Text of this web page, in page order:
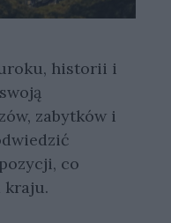
historii i
zabytków i
co
kraju.